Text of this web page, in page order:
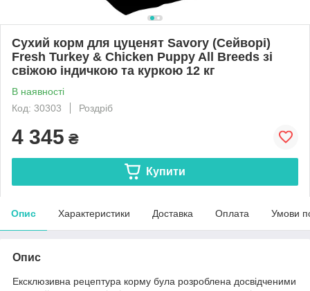
Сухий корм для цуценят Savory (Сейворi)
Fresh Turkey & Сhicken Puppy All Breeds зі
свіжою індичкою та куркою 12 кг
В наявності
Код: 30303
Роздріб
4 345 ₴
Купити
Опис Характеристики Доставка Оплата Умови
Опис
Ексклюзивна рецептура корму була розроблена досвідченими